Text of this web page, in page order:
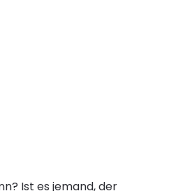
Ist es jemand, der